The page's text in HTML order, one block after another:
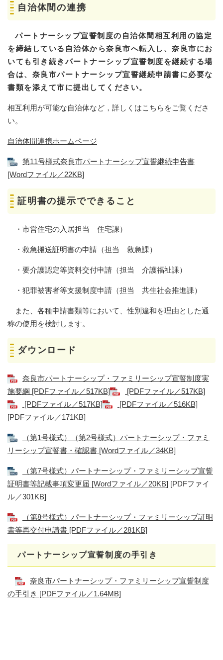
自治体間の連携
パートナーシップ宣誓制度の自治体間相互利用の協定
を締結している自治体から奈良市へ転入し、奈良市にお
いても引き続きパートナーシップ宣誓制度を継続する場
合は、奈良市パートナーシップ宣誓継続申請書に必要な
書類を添えて市に提出してください。
相互利用が可能な自治体など，詳しくはこちらをご覧くださ
い。
自治体間連携ホームページ
第11号様式奈良市パートナーシップ宣誓継続申告書
[Wordファイル／22KB]
証明書の提示でできること
・市営住宅の入居担当 住宅課）
・救急搬送証明書の申請（担当 救急課）
・要介護認定等資料交付申請（担当 介護福祉課）
・犯罪被害者等支援制度申請（担当 共生社会推進課）
また、各種申請書類等において、性別違和を理由とした通
称の使用を検討します。
ダウンロード
奈良市パートナーシップ・ファミリーシップ宣誓制度実
施要綱 [PDFファイル／517KB]
[PDFファイル／517KB]
[PDFファイル／517KB]
[PDFファイル／516KB]
[PDFファイル／171KB]
（第1号様式）（第2号様式）パートナーシップ・ファミ
リーシップ宣誓書・確認書 [Wordファイル／34KB]
（第7号様式）パートナーシップ・ファミリーシップ宣誓
証明書等記載事項変更届 [Wordファイル／20KB] [PDFファイ
ル／301KB]
（第8号様式）パートナーシップ・ファミリーシップ証明
書等再交付申請書 [PDFファイル／281KB]
パートナーシップ宣誓制度の手引き
奈良市パートナーシップ・ファミリーシップ宣誓制度
の手引き [PDFファイル／1.64MB]